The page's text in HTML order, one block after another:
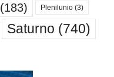
(183) Plenilunio (3)
Saturno (740)